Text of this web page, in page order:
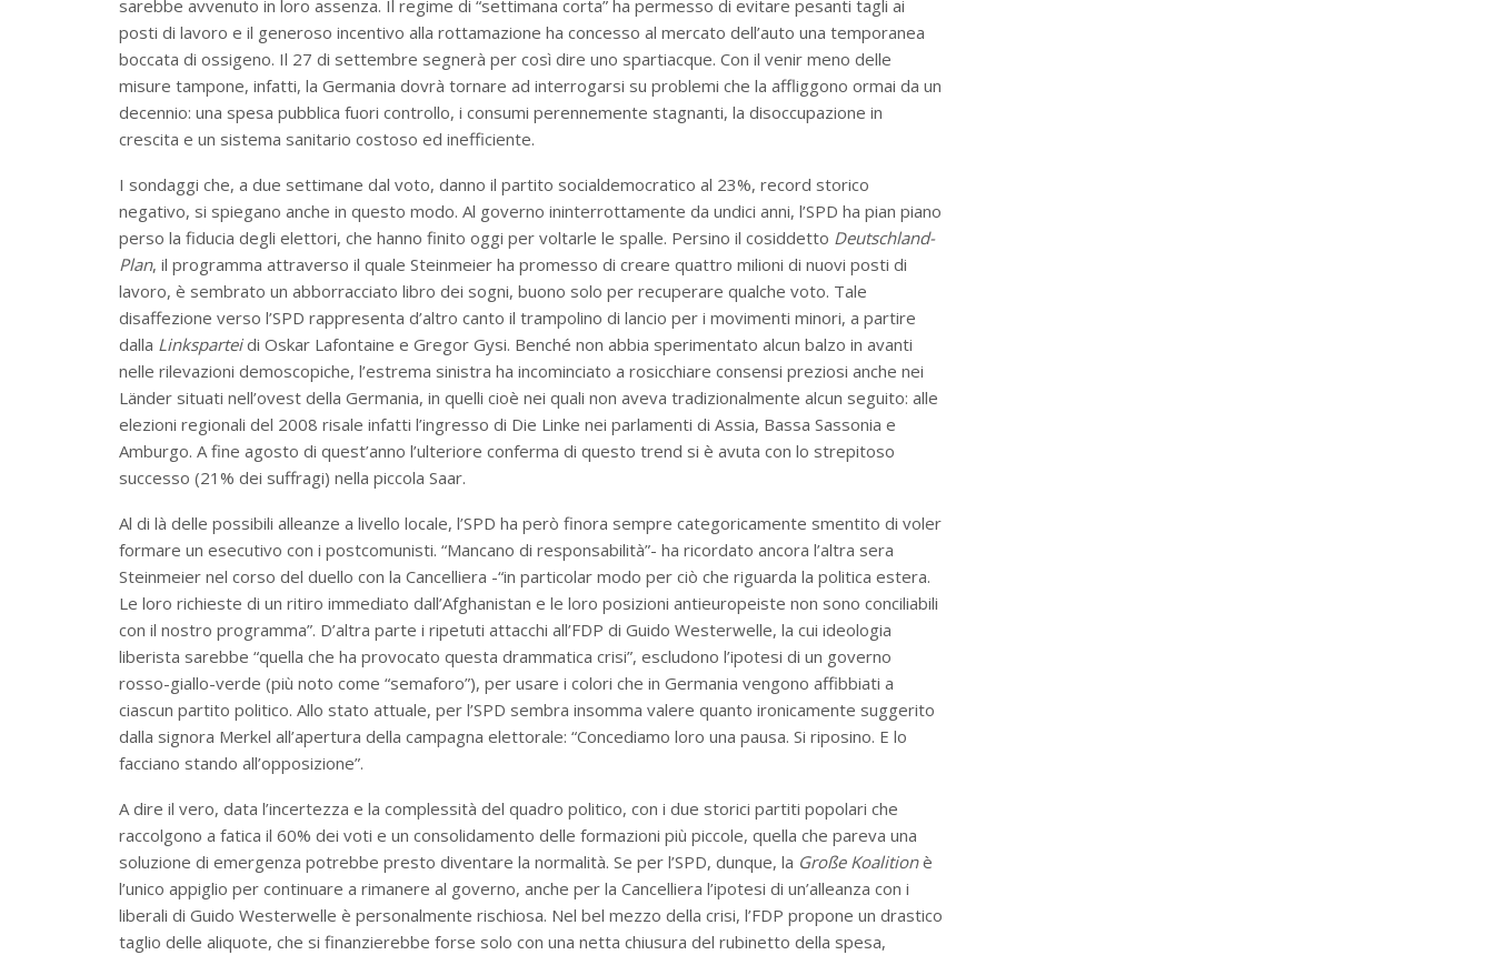
sarebbe avvenuto in loro assenza. Il regime di “settimana corta” ha permesso di evitare pesanti tagli ai
posti di lavoro e il generoso incentivo alla rottamazione ha concesso al mercato dell’auto una temporanea
boccata di ossigeno. Il 27 di settembre segnerà per così dire uno spartiacque. Con il venir meno delle
misure tampone, infatti, la Germania dovrà tornare ad interrogarsi su problemi che la affliggono ormai da un
decennio: una spesa pubblica fuori controllo, i consumi perennemente stagnanti, la disoccupazione in
crescita e un sistema sanitario costoso ed inefficiente.
I sondaggi che, a due settimane dal voto, danno il partito socialdemocratico al 23%, record storico
negativo, si spiegano anche in questo modo. Al governo ininterrottamente da undici anni, l’SPD ha pian piano
perso la fiducia degli elettori, che hanno finito oggi per voltarle le spalle. Persino il cosiddetto Deutschland-
Plan, il programma attraverso il quale Steinmeier ha promesso di creare quattro milioni di nuovi posti di
lavoro, è sembrato un abborracciato libro dei sogni, buono solo per recuperare qualche voto. Tale
disaffezione verso l’SPD rappresenta d’altro canto il trampolino di lancio per i movimenti minori, a partire
dalla Linksparteidi Oskar Lafontaine e Gregor Gysi. Benché non abbia sperimentato alcun balzo in avanti
nelle rilevazioni demoscopiche, l’estrema sinistra ha incominciato a rosicchiare consensi preziosi anche nei
Länder situati nell’ovest della Germania, in quelli cioè nei quali non aveva tradizionalmente alcun seguito: alle
elezioni regionali del 2008 risale infatti l’ingresso di Die Linke nei parlamenti di Assia, Bassa Sassonia e
Amburgo. A fine agosto di quest’anno l’ulteriore conferma di questo trend si è avuta con lo strepitoso
successo (21% dei suffragi) nella piccola Saar.
Al di là delle possibili alleanze a livello locale, l’SPD ha però finora sempre categoricamente smentito di voler
formare un esecutivo con i postcomunisti. “Mancano di responsabilità”- ha ricordato ancora l’altra sera
Steinmeier nel corso del duello con la Cancelliera -“in particolar modo per ciò che riguarda la politica estera.
Le loro richieste di un ritiro immediato dall’Afghanistan e le loro posizioni antieuropeiste non sono conciliabili
con il nostro programma”. D’altra parte i ripetuti attacchi all’FDP di Guido Westerwelle, la cui ideologia
liberista sarebbe “quella che ha provocato questa drammatica crisi”, escludono l’ipotesi di un governo
rosso-giallo-verde (più noto come “semaforo”), per usare i colori che in Germania vengono affibbiati a
ciascun partito politico. Allo stato attuale, per l’SPD sembra insomma valere quanto ironicamente suggerito
dalla signora Merkel all’apertura della campagna elettorale: “Concediamo loro una pausa. Si riposino. E lo
facciano stando all’opposizione”.
A dire il vero, data l’incertezza e la complessità del quadro politico, con i due storici partiti popolari che
raccolgono a fatica il 60% dei voti e un consolidamento delle formazioni più piccole, quella che pareva una
soluzione di emergenza potrebbe presto diventare la normalità. Se per l’SPD, dunque, la Große Koalitionè
l’unico appiglio per continuare a rimanere al governo, anche per la Cancelliera l’ipotesi di un’alleanza con i
liberali di Guido Westerwelle è personalmente rischiosa. Nel bel mezzo della crisi, l’FDP propone un drastico
taglio delle aliquote, che si finanzierebbe forse solo con una netta chiusura del rubinetto della spesa,